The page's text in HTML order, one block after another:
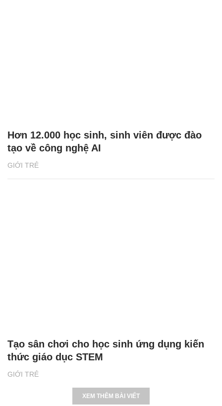
GIỚI TRẺ
Hơn 12.000 học sinh, sinh viên được đào
tạo về công nghệ AI
GIỚI TRẺ
Tạo sân chơi cho học sinh ứng dụng kiến
thức giáo dục STEM
XEM THÊM BÀI VIẾT